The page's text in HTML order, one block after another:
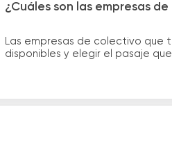
¿Cuáles son las empresas
Las empresas de colectivo que
disponibles y elegir el pasaje